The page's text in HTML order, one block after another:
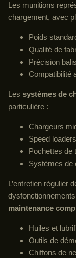
Les munitions
chargement, avec
Poids
Qualité de
Précision
Compatibilité
Les systèmes de
particulière :
Chargeurs
Speed loaders
Pochettes de
Systèmes de
L’entretien régulier
maintenance
Huiles et
Outils de
Chiffons de